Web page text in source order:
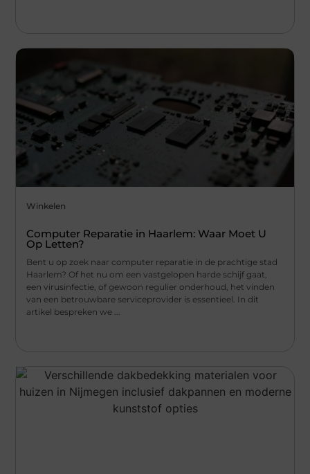
Winkelen
Computer Reparatie in Haarlem: Waar Moet U
Op Letten?
Bent u op zoek naar computer reparatie in de prachtige stad
Haarlem? Of het nu om een vastgelopen harde schijf gaat,
een virusinfectie, of gewoon regulier onderhoud, het vinden
van een betrouwbare serviceprovider is essentieel. In dit
artikel bespreken we ...